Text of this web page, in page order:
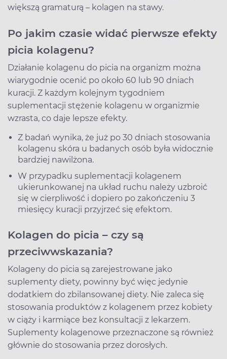
większą gramaturą – kolagen na stawy.
Po jakim czasie widać pierwsze efekty
picia kolagenu?
Działanie kolagenu do picia na organizm można
wiarygodnie ocenić po około 60 lub 90 dniach
kuracji. Z każdym kolejnym tygodniem
suplementacji stężenie kolagenu w organizmie
wzrasta, co daje lepsze efekty.
Z badań wynika, że już po 30 dniach stosowania
kolagenu skóra u badanych osób była widocznie
bardziej nawilżona.
W przypadku suplementacji kolagenem
ukierunkowanej na układ ruchu należy uzbroić
się w cierpliwość i dopiero po zakończeniu 3
miesięcy kuracji przyjrzeć się efektom.
Kolagen do picia – czy są
przeciwwskazania?
Kolageny do picia są zarejestrowane jako
suplementy diety, powinny być więc jedynie
dodatkiem do zbilansowanej diety. Nie zaleca się
stosowania produktów z kolagenem przez kobiety
w ciąży i karmiące bez konsultacji z lekarzem.
Suplementy kolagenowe przeznaczone są również
głównie do stosowania przez dorosłych.